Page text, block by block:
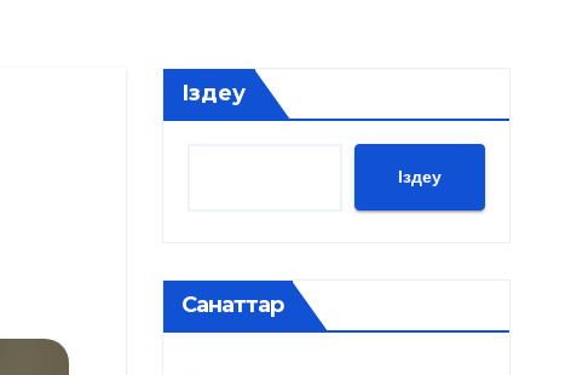
Іздеу
Іздеу
Санаттар